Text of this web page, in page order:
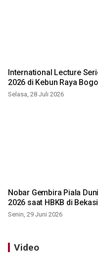
International Lecture
2026 di Kebun Raya
Selasa, 28 Juli 2026
Nobar Gembira Piala
2026 saat HBKB di Bekasi
Senin, 29 Juni 2026
Video